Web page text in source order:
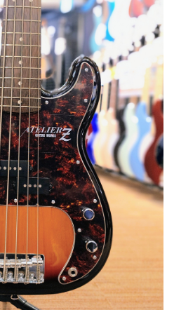
アコギ/エレアコ
ウクレレ
パーカッション
電子ピアノ
その他楽器
エフェクター